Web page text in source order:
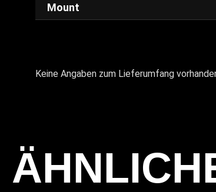
Mount
Keine Angaben zum Lieferumfang